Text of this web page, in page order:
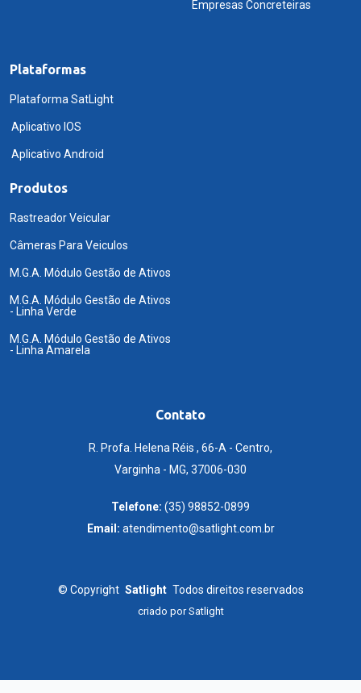
Empresas Concreteiras
Plataformas
Plataforma SatLight
Aplicativo IOS
Aplicativo Android
Produtos
Rastreador Veicular
Câmeras Para Veiculos
M.G.A. Módulo Gestão de Ativos
M.G.A. Módulo Gestão de Ativos
- Linha Verde
M.G.A. Módulo Gestão de Ativos
- Linha Amarela
Contato
R. Profa. Helena Réis , 66-A - Centro,
Varginha - MG, 37006-030
Telefone: (35) 98852-0899
Email: atendimento@satlight.com.br
© Copyright Satlight Todos direitos reservados
criado porSatlight